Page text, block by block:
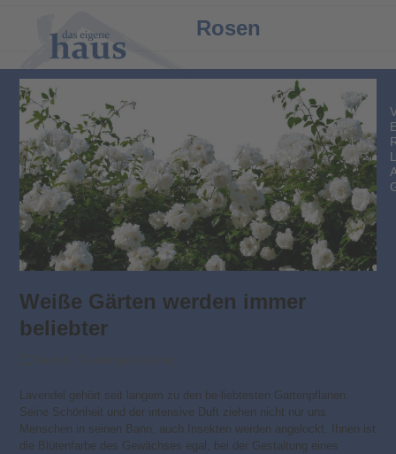
mobile
menu
mobile
menu
Rosen
Weiße Gärten werden immer
beliebter
Lavendel gehört seit langem zu den be-liebtesten Gartenpflanen.
Seine Schönheit und der intensive Duft ziehen nicht nur uns
Menschen in seinen Bann, auch Insekten werden angelockt. Ihnen ist
die Blütenfarbe des Gewächses egal, bei der Gestaltung eines
L